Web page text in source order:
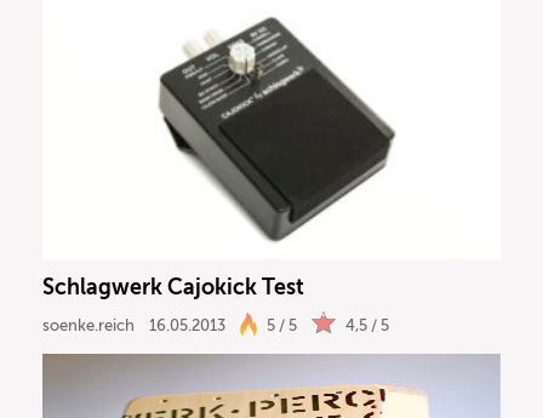
Schlagwerk Cajokick Test
soenke.reich 16.05.2013 5 / 5 4,5 / 5